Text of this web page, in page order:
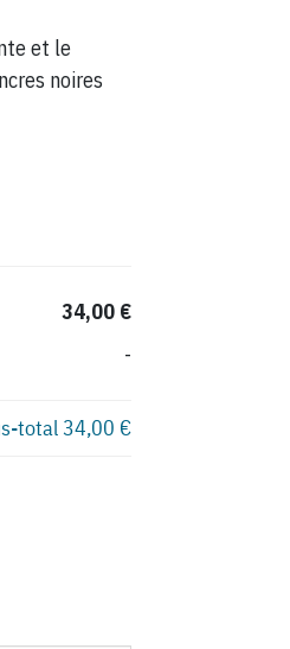
et le
noires
34,00 €
-
total34,00 €